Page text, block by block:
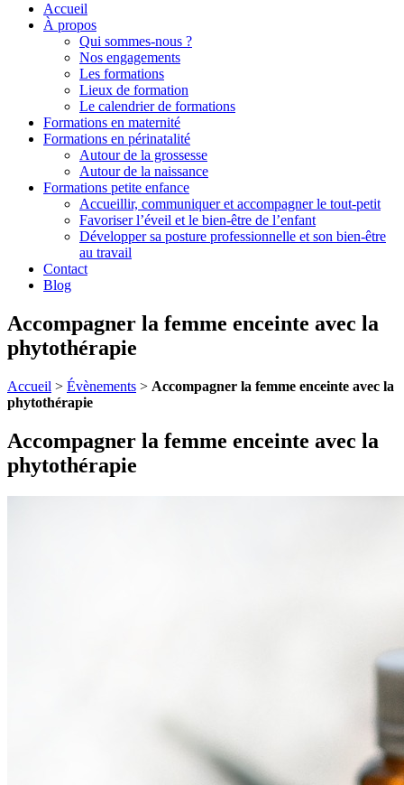
Accueil
À propos
Qui sommes-nous ?
Nos engagements
Les formations
Lieux de formation
Le calendrier de formations
Formations en maternité
Formations en périnatalité
Autour de la grossesse
Autour de la naissance
Formations petite enfance
Accueillir, communiquer et accompagner le tout-petit
Favoriser l’éveil et le bien-être de l’enfant
Développer sa posture professionnelle et son bien-être
au travail
Contact
Blog
Accompagner la femme enceinte avec la
phytothérapie
Accueil > Évènements > Accompagner la femme enceinte avec la
phytothérapie
Accompagner la femme enceinte avec la
phytothérapie